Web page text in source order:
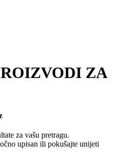
ZA
za vašu pretragu.
upisan ili pokušajte unijeti